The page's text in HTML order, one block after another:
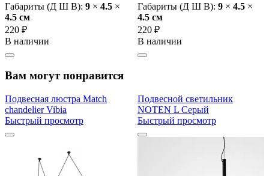
Габариты (Д Ш В): 9 × 4.5 ×
4.5 cм
220 ₽
В наличии
Габариты (Д Ш В): 9 × 4.5 ×
4.5 cм
220 ₽
В наличии
Вам могут понравится
Подвесная люстра Match
chandelier Vibia
Быстрый просмотр
Подвесной светильник
NOTEN L Серый
Быстрый просмотр